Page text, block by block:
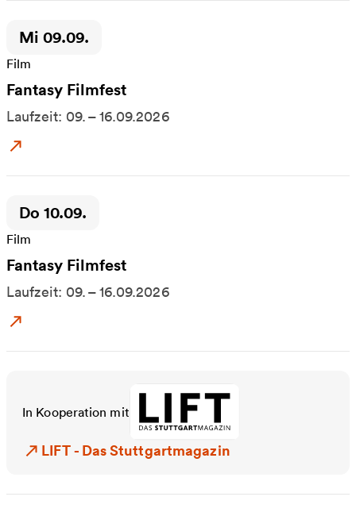
Zeitpunkt der Veranstaltung:
Mi 09.09.
Film
Fantasy Filmfest
Laufzeit: 09. – 16.09.2026
Zum Event: Fantasy Filmfest
Zeitpunkt der Veranstaltung:
Do 10.09.
Film
Fantasy Filmfest
Laufzeit: 09. – 16.09.2026
Zum Event: Fantasy Filmfest
In Kooperation mit
LIFT - Das Stuttgartmagazin
LIFT - Das Stuttgartmagazin